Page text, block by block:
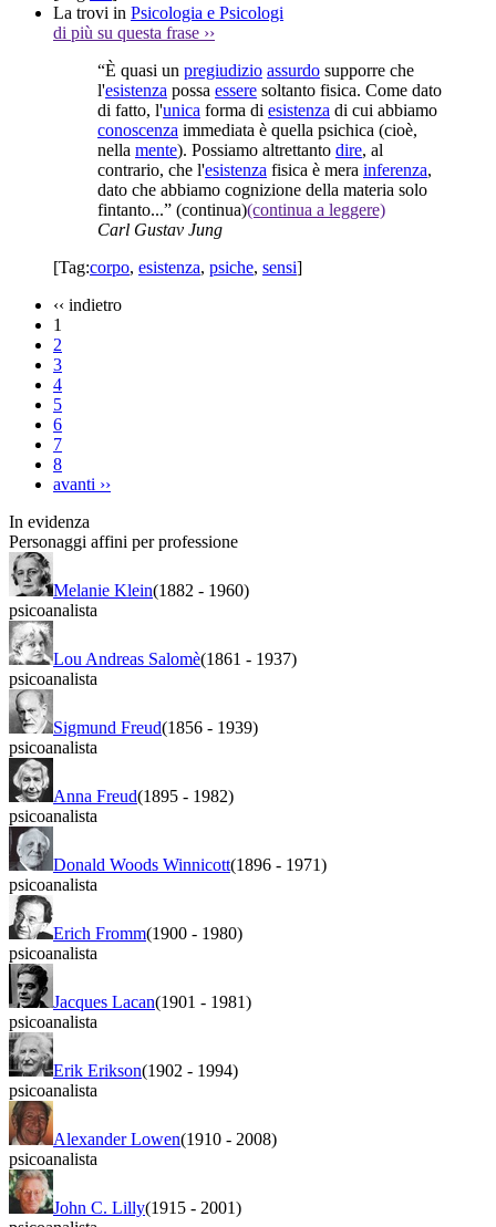
La trovi in Psicologia e Psicologi
di più su questa frase ››
“È quasi un pregiudizio assurdo supporre che
l'esistenza possa essere soltanto fisica. Come dato
di fatto, l'unica forma di esistenza di cui abbiamo
conoscenza immediata è quella psichica (cioè,
nella mente). Possiamo altrettanto dire, al
contrario, che l'esistenza fisica è mera inferenza,
dato che abbiamo cognizione della materia solo
fintanto...” (continua)(continua a leggere)
Carl Gustav Jung
[Tag:corpo, esistenza, psiche, sensi]
‹‹ indietro
1
2
3
4
5
6
7
8
avanti ››
In evidenza
Personaggi affini per professione
Melanie Klein(1882 - 1960)
psicoanalista
Lou Andreas Salomè(1861 - 1937)
psicoanalista
Sigmund Freud(1856 - 1939)
psicoanalista
Anna Freud(1895 - 1982)
psicoanalista
Donald Woods Winnicott(1896 - 1971)
psicoanalista
Erich Fromm(1900 - 1980)
psicoanalista
Jacques Lacan(1901 - 1981)
psicoanalista
Erik Erikson(1902 - 1994)
psicoanalista
Alexander Lowen(1910 - 2008)
psicoanalista
John C. Lilly(1915 - 2001)